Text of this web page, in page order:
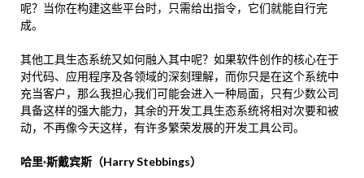
呢？当你在构建这些平台时，只需给出指令，它们就能自行完
成。
其他工具生态系统又如何融入其中呢？如果软件创作的核心在于
对代码、应用程序及各领域的深刻理解，而你只是在这个系统中
充当客户，那么我担心我们可能会进入一种局面，只有少数公司
具备这样的强大能力，其余的开发工具生态系统将相对次要和被
动，不再像今天这样，有许多繁荣发展的开发工具公司。
哈里·斯戴宾斯（Harry Stebbings）